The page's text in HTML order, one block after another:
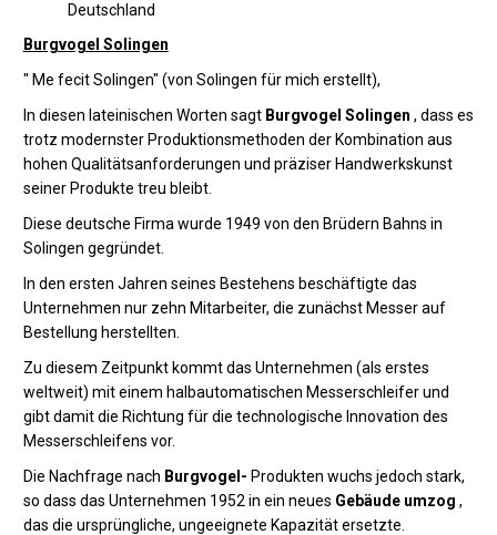
Deutschland
Burgvogel Solingen
" Me fecit Solingen" (von Solingen für mich erstellt),
In diesen lateinischen Worten sagt Burgvogel Solingen , dass es
trotz modernster Produktionsmethoden der Kombination aus
hohen Qualitätsanforderungen und präziser Handwerkskunst
seiner Produkte treu bleibt.
Diese deutsche Firma wurde 1949 von den Brüdern Bahns in
Solingen gegründet.
In den ersten Jahren seines Bestehens beschäftigte das
Unternehmen nur zehn Mitarbeiter, die zunächst Messer auf
Bestellung herstellten.
Zu diesem Zeitpunkt kommt das Unternehmen (als erstes
weltweit) mit einem halbautomatischen Messerschleifer und
gibt damit die Richtung für die technologische Innovation des
Messerschleifens vor.
Die Nachfrage nach Burgvogel- Produkten wuchs jedoch stark,
so dass das Unternehmen 1952 in ein neues Gebäude umzog ,
das die ursprüngliche, ungeeignete Kapazität ersetzte.